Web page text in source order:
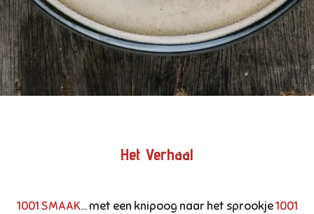
Het Verhaal
1001 SMAAK... met een knipoog naar het sprookje1001